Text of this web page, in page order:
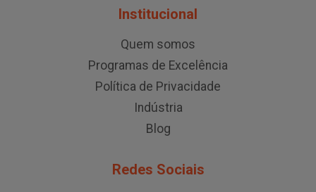
Institucional
Quem somos
Programas de Excelência
Política de Privacidade
Indústria
Blog
Redes Sociais